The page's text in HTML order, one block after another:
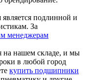
подлинной и
За
менеджерам
на нашем складе, и мы
в любой город
купить подшипники